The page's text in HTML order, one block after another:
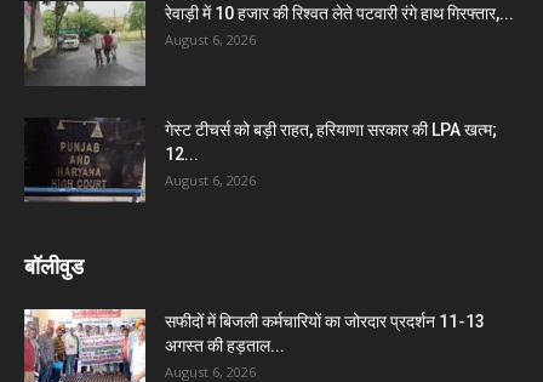
रेवाड़ी में 10 हजार की रिश्वत लेते पटवारी रंगे हाथ गिरफ्तार,...
August 6, 2026
गेस्ट टीचर्स को बड़ी राहत, हरियाणा सरकार की LPA खत्म;
12...
August 6, 2026
बॉलीवुड
सफीदों में बिजली कर्मचारियों का जोरदार प्रदर्शन 11-13
अगस्त की हड़ताल...
August 6, 2026